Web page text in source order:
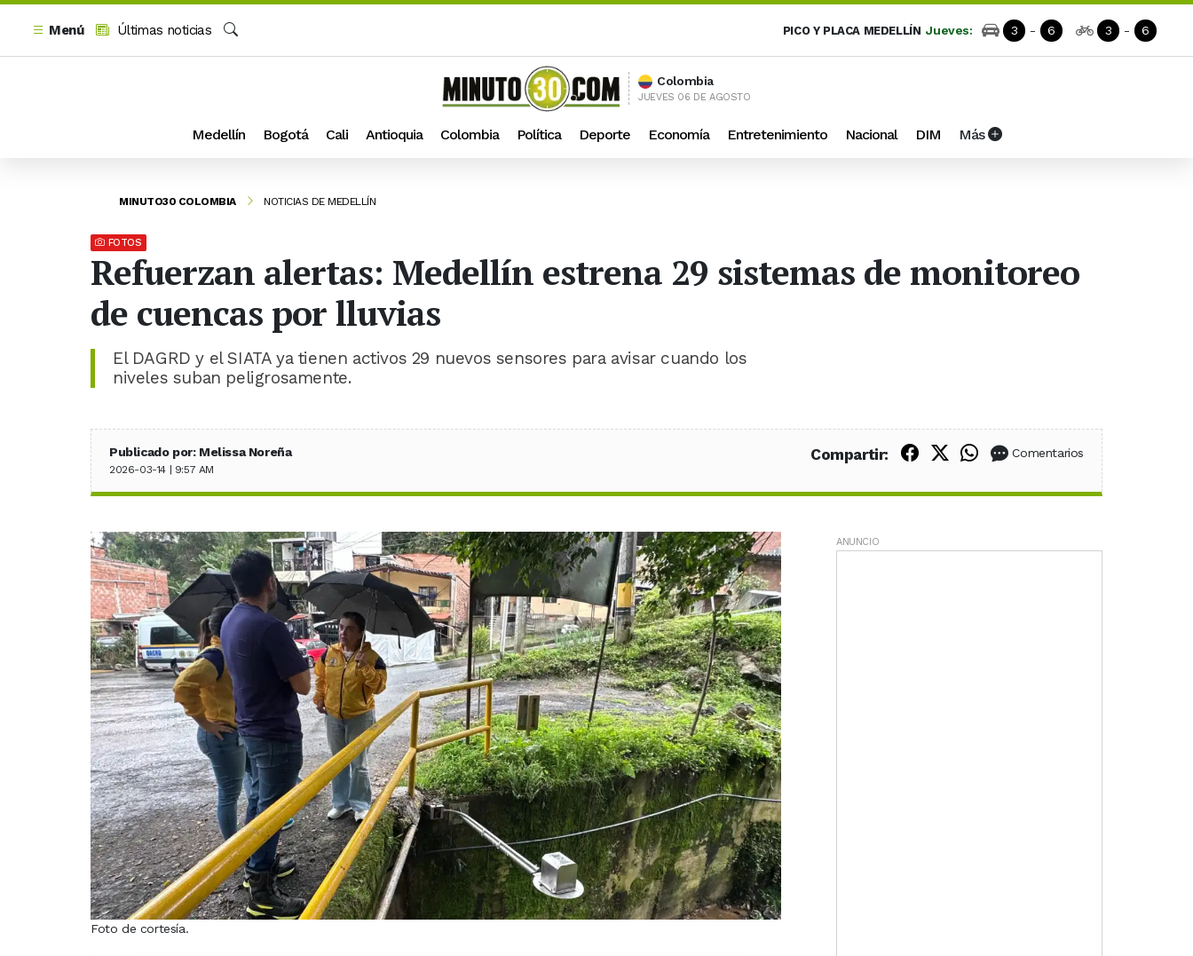
Menú
Últimas noticias
PICO Y PLACA MEDELLÍN Jueves: 3 - 6 3 - 6
Colombia
JUEVES 06 DE AGOSTO
Medellín Bogotá Cali Antioquia Colombia Política Deporte Economía Entretenimiento Nacional DIM Más
MINUTO30 COLOMBIA NOTICIAS DE MEDELLÍN
FOTOS
Refuerzan alertas: Medellín estrena 29 sistemas de monitoreo
de cuencas por lluvias
El DAGRD y el SIATA ya tienen activos 29 nuevos sensores para avisar cuando los
niveles suban peligrosamente.
Publicado por: Melissa Noreña
2026-03-14 | 9:57 AM
Compartir: Compartir en Facebook
Compartir en X (Twitter)
Compartir en WhatsApp
Comentarios
Foto de cortesía.
ANUNCIO